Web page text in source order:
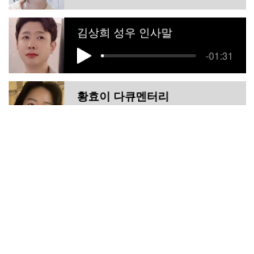
김상희 성우 인사말
-01:31
황효이 다큐멘터리